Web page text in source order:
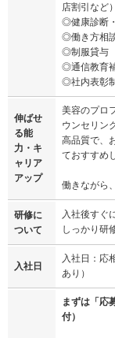
店割引など）
◎健康診断
◎働き方相
◎制服貸与
◎通信教育
◎社内表彰
伸ばせ
る能
力・キ
ャリア
アップ
美容のプロ
ウンセリン
高品質で、
ておすすめ
働きながら
研修に
ついて
入社後すぐ
しっかり研
入社日
入社日：応
あり）
まずは「応
付）